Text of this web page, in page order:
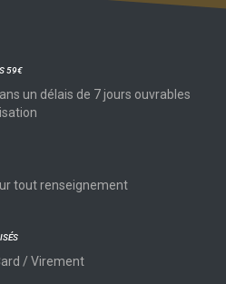
59€
un délais de 7 jours ouvrables
tout renseignement
/ Virement